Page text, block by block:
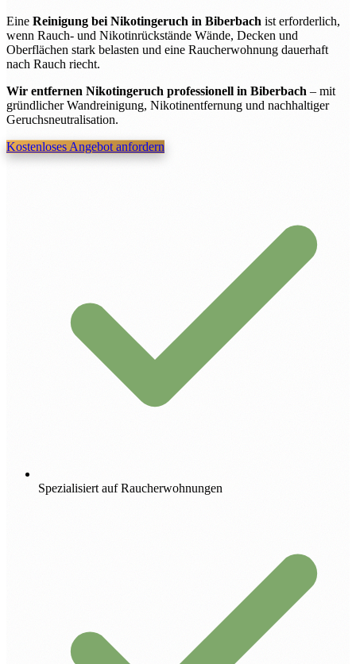
Eine Reinigung bei Nikotingeruch in Biberbach ist erforderlich,
wenn Rauch- und Nikotinrückstände Wände, Decken und
Oberflächen stark belasten und eine Raucherwohnung dauerhaft
nach Rauch riecht.
Wir entfernen Nikotingeruch professionell in Biberbach – mit
gründlicher Wandreinigung, Nikotinentfernung und nachhaltiger
Geruchsneutralisation.
Kostenloses Angebot anfordern
Spezialisiert auf Raucherwohnungen